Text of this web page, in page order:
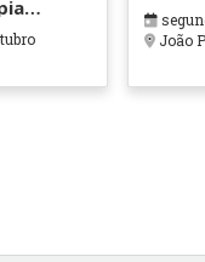
João